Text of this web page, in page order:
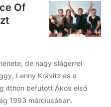
Of
de nagy slágerrel
Lenny Kravitz és a
itthon befutott Ákos első
1993 márciusában.